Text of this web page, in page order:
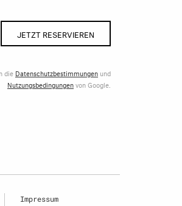
JETZT RESERVIEREN
die Datenschutzbestimmungen und
Nutzungsbedingungenvon Google.
Impressum